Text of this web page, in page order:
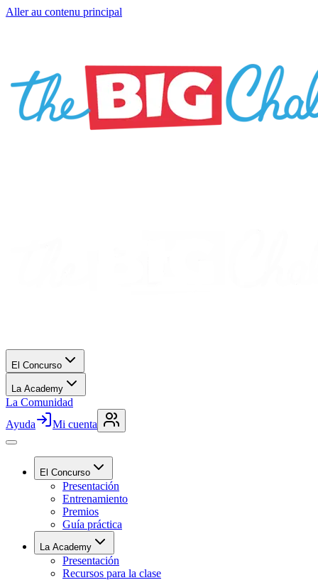
Aller au contenu principal
El Concurso
La Academy
La Comunidad
Ayuda
Mi cuenta
El Concurso
Presentación
Entrenamiento
Premios
Guía práctica
La Academy
Presentación
Recursos para la clase